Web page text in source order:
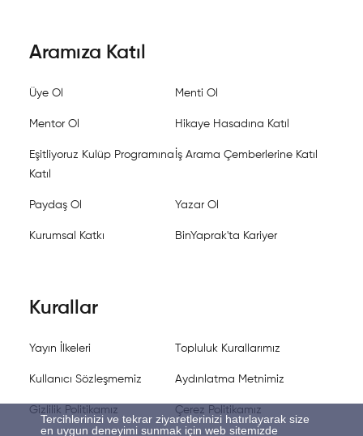
Tercihlerinizi ve tekrar ziyaretlerinizi hatırlayarak size
en uygun deneyimi sunmak için web sitemizde
Aramıza Katıl
Üye Ol Menti Ol
Mentor Ol Hikaye Hasadına Katıl
Eşitliyoruz Kulüp Programına
Katıl
İş Arama Çemberlerine Katıl
Paydaş Ol Yazar Ol
Kurumsal Katkı BinYaprak'ta Kariyer
Kurallar
Yayın İlkeleri Topluluk Kurallarımız
Kullanıcı Sözleşmemiz Aydınlatma Metnimiz
Gizlilik Politikamız Çerez Politikamız